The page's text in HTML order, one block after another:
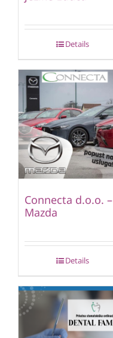
Details
Connecta d.o.o. –
Mazda
Details